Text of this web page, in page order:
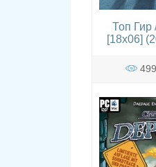
Топ Гир
[18x06]
499